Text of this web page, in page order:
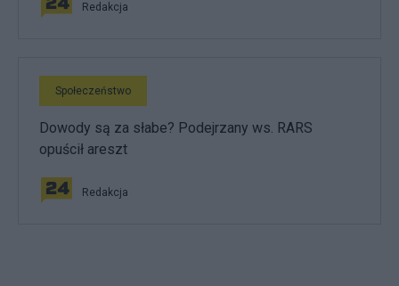
Redakcja
Społeczeństwo
Dowody są za słabe? Podejrzany ws. RARS
opuścił areszt
Redakcja